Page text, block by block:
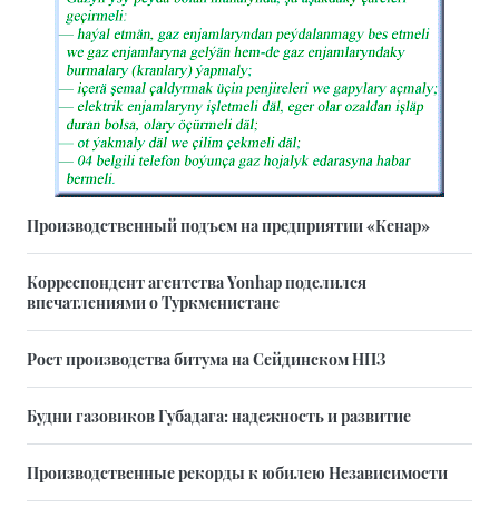
Производственный подъем на предприятии «Кенар»
Корреспондент агентства Yonhap поделился
впечатлениями о Туркменистане
Рост производства битума на Сейдинском НПЗ
Будни газовиков Губадага: надежность и развитие
Производственные рекорды к юбилею Независимости